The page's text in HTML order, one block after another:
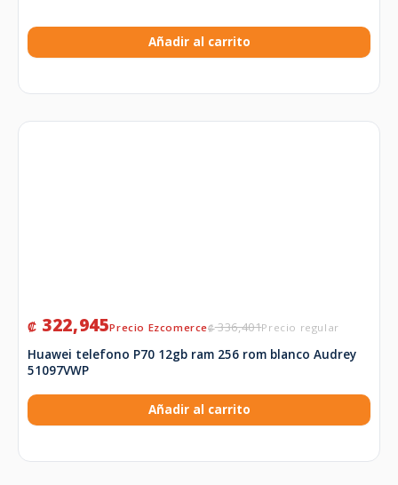
Añadir al carrito
₡336,401
₡ 322,945
Huawei telefono P70 12gb ram 256 rom blanco Audrey
51097VWP
Añadir al carrito